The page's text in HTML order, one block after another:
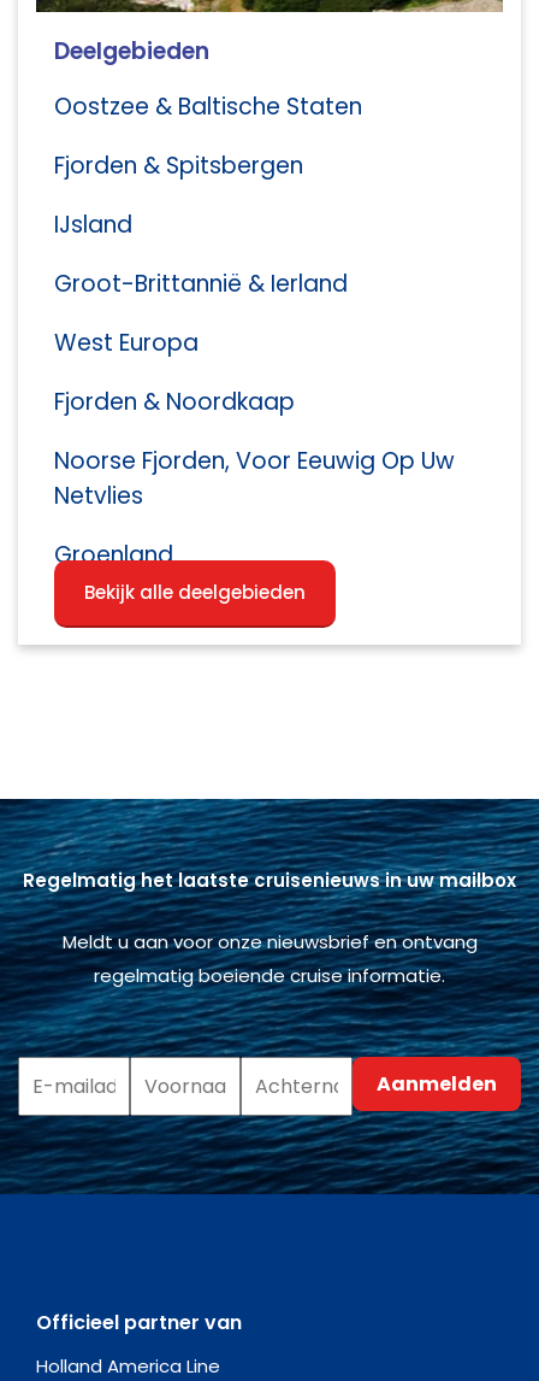
Deelgebieden
Oostzee & Baltische Staten
Fjorden & Spitsbergen
IJsland
Groot-Brittannië & Ierland
West Europa
Fjorden & Noordkaap
Noorse Fjorden, Voor Eeuwig Op Uw
Netvlies
Groenland
Bekijk alle deelgebieden
Regelmatig het laatste cruisenieuws in uw mailbox
Meldt u aan voor onze nieuwsbrief en ontvang
regelmatig boeiende cruise informatie.
Officieel partner van
Holland America Line